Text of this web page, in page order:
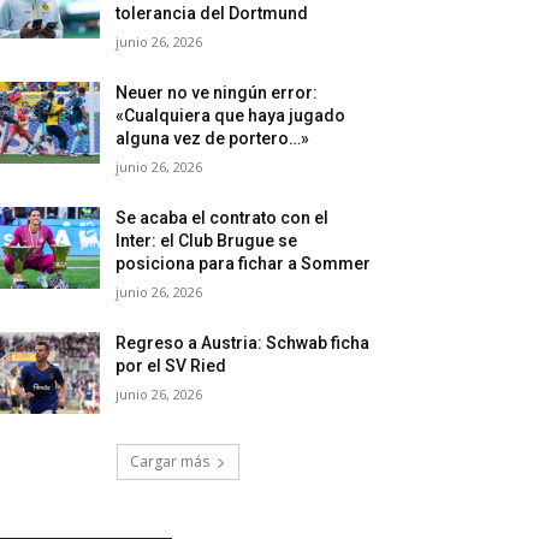
tolerancia del Dortmund
junio 26, 2026
Neuer no ve ningún error:
«Cualquiera que haya jugado
alguna vez de portero…»
junio 26, 2026
Se acaba el contrato con el
Inter: el Club Brugue se
posiciona para fichar a Sommer
junio 26, 2026
Regreso a Austria: Schwab ficha
por el SV Ried
junio 26, 2026
Cargar más